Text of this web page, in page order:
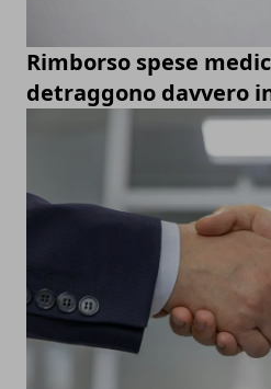
Rimborso spese
detraggono davvero